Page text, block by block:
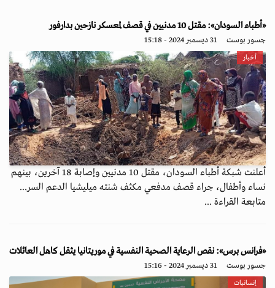
«أطباء السودان»: مقتل 10 مدنيين في قصف لمعسكر نازحين بدارفور
جسور بوست 31 ديسمبر 2024 - 15:18
أخبار
أعلنت شبكة أطباء السودان، مقتل 10 مدنيين وإصابة 18 آخرين، بينهم
نساء وأطفال، جراء قصف مدفعي مكثف شنته ميليشيا الدعم السر...
متابعة القراءة ...
«فرانس برس»: نقص الرعاية الصحية النفسية في موريتانيا يثقل كاهل العائلات
جسور بوست 31 ديسمبر 2024 - 15:16
إنسانيات